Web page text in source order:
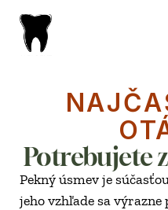
Potrebujete
Pekný úsmev je
jeho vzhľade sa